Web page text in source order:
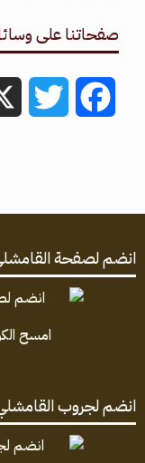
صفحاتنا على
Facebook
انضم لصفحة
امسح
انضم لجروب